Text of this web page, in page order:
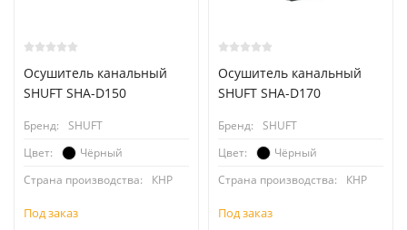
Осушитель канальный
SHUFT SHA-D150
Бренд:
SHUFT
Цвет:
Чёрный
Страна производства:
КНР
Под заказ
Осушитель канальный
SHUFT SHA-D170
Бренд:
SHUFT
Цвет:
Чёрный
Страна производства:
КНР
Под заказ